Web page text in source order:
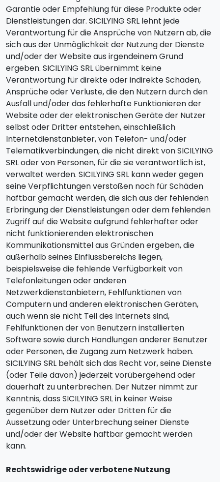
Garantie oder Empfehlung für diese Produkte oder
Dienstleistungen dar. SICILYING SRL lehnt jede
Verantwortung für die Ansprüche von Nutzern ab, die
sich aus der Unmöglichkeit der Nutzung der Dienste
und/oder der Website aus irgendeinem Grund
ergeben. SICILYING SRL übernimmt keine
Verantwortung für direkte oder indirekte Schäden,
Ansprüche oder Verluste, die den Nutzern durch den
Ausfall und/oder das fehlerhafte Funktionieren der
Website oder der elektronischen Geräte der Nutzer
selbst oder Dritter entstehen, einschließlich
Internetdienstanbieter, von Telefon- und/oder
Telematikverbindungen, die nicht direkt von SICILYING
SRL oder von Personen, für die sie verantwortlich ist,
verwaltet werden. SICILYING SRL kann weder gegen
seine Verpflichtungen verstoßen noch für Schäden
haftbar gemacht werden, die sich aus der fehlenden
Erbringung der Dienstleistungen oder dem fehlenden
Zugriff auf die Website aufgrund fehlerhafter oder
nicht funktionierenden elektronischen
Kommunikationsmittel aus Gründen ergeben, die
außerhalb seines Einflussbereichs liegen,
beispielsweise die fehlende Verfügbarkeit von
Telefonleitungen oder anderen
Netzwerkdienstanbietern, Fehlfunktionen von
Computern und anderen elektronischen Geräten,
auch wenn sie nicht Teil des Internets sind,
Fehlfunktionen der von Benutzern installierten
Software sowie durch Handlungen anderer Benutzer
oder Personen, die Zugang zum Netzwerk haben.
SICILYING SRL behält sich das Recht vor, seine Dienste
(oder Teile davon) jederzeit vorübergehend oder
dauerhaft zu unterbrechen. Der Nutzer nimmt zur
Kenntnis, dass SICILYING SRL in keiner Weise
gegenüber dem Nutzer oder Dritten für die
Aussetzung oder Unterbrechung seiner Dienste
und/oder der Website haftbar gemacht werden
kann.
Rechtswidrige oder verbotene Nutzung